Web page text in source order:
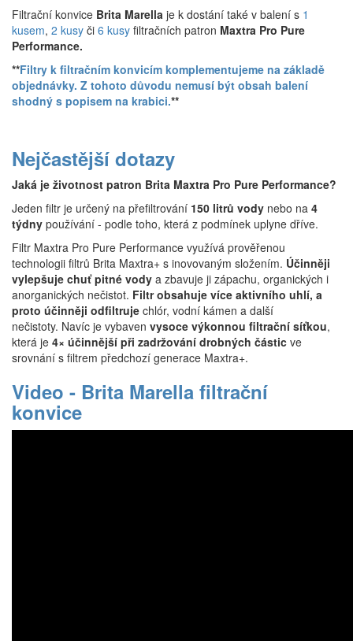
Filtrační konvice Brita Marella je k dostání také v balení s 1
kusem, 2 kusy či 6 kusy filtračních patron Maxtra Pro Pure
Performance.
**Filtry k filtračním konvicím komplementujeme na základě
objednávky. Z tohoto důvodu nemusí být obsah balení
shodný s popisem na krabici.**
Nejčastější dotazy
Jaká je životnost patron Brita Maxtra Pro Pure Performance?
Jeden filtr je určený na přefiltrování 150 litrů vody nebo na 4
týdny používání - podle toho, která z podmínek uplyne dříve.
Filtr Maxtra Pro Pure Performance využívá prověřenou
technologii filtrů Brita Maxtra+ s inovovaným složením. Účinněji
vylepšuje chuť pitné vody a zbavuje ji zápachu, organických i
anorganických nečistot. Filtr obsahuje více aktivního uhlí, a
proto účinněji odfiltruje chlór, vodní kámen a další
nečistoty. Navíc je vybaven vysoce výkonnou filtrační síťkou,
která je 4× účinnější při zadržování drobných částic ve
srovnání s filtrem předchozí generace Maxtra+.
Video - Brita Marella filtrační
konvice